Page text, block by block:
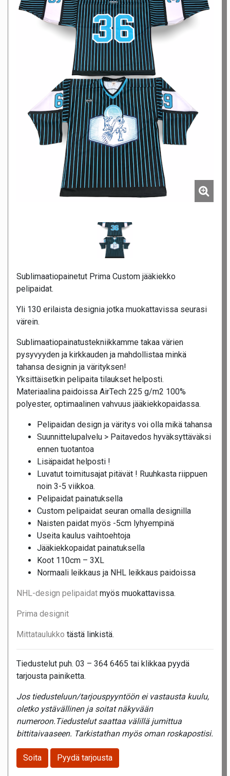
Sublimaatiopainetut Prima Custom jääkiekko
pelipaidat.
Yli 130 erilaista designia jotka muokattavissa seurasi
värein.
Sublimaatiopainatustekniikkamme takaa värien
pysyvyyden ja kirkkauden ja mahdollistaa minkä
tahansa designin ja värityksen!
Yksittäisetkin pelipaita tilaukset helposti.
Materiaalina paidoissa AirTech 225 g/m2 100%
polyester, optimaalinen vahvuus jääkiekkopaidassa.
Pelipaidan design ja väritys voi olla mikä tahansa
Suunnittelupalvelu > Paitavedos hyväksyttäväksi
ennen tuotantoa
Lisäpaidat helposti !
Luvatut toimitusajat pitävät ! Ruuhkasta riippuen
noin 3-5 viikkoa.
Pelipaidat painatuksella
Custom pelipaidat seuran omalla designilla
Naisten paidat myös -5cm lyhyempinä
Useita kaulus vaihtoehtoja
Jääkiekkopaidat painatuksella
Koot 110cm – 3XL
Normaali leikkaus ja NHL leikkaus paidoissa
NHL-design pelipaidat myös muokattavissa.
Prima designit
Mittataulukko tästä linkistä.
Tiedustelut puh. 03 – 364 6465 tai klikkaa pyydä
tarjousta painiketta.
Jos tiedusteluun/tarjouspyyntöön ei vastausta kuulu,
oletko ystävällinen ja soitat näkyvään
numeroon.Tiedustelut saattaa välillä jumittua
bittitaivaaseen. Tarkistathan myös oman roskapostisi.
Soita Pyydä tarjousta